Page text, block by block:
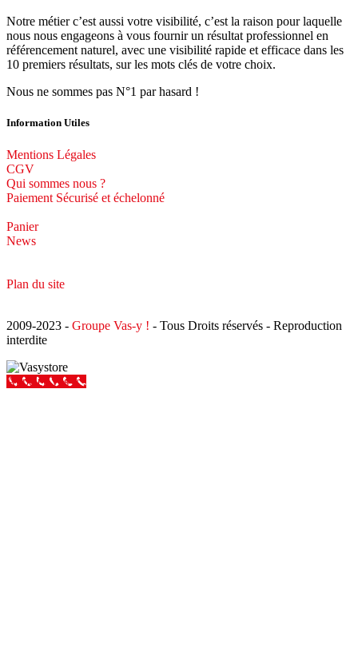
Notre métier c’est aussi votre visibilité, c’est la raison pour laquelle
nous nous engageons à vous fournir un résultat professionnel en
référencement naturel, avec une visibilité rapide et efficace dans les
10 premiers résultats, sur les mots clés de votre choix.
Nous ne sommes pas N°1 par hasard !
Information Utiles
Mentions Légales
CGV
Qui sommes nous ?
Paiement Sécurisé et échelonné
Panier
News
Plan du site
2009-2023 - Groupe Vas-y ! - Tous Droits réservés - Reproduction
interdite
Appeler Vas-y !